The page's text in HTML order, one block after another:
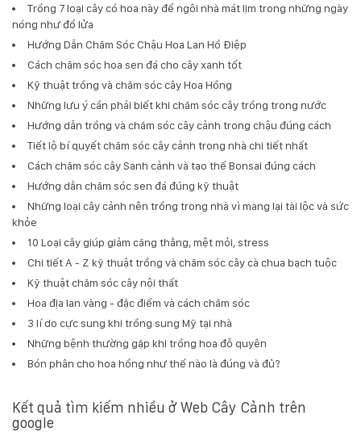
Trồng 7 loại cây có hoa này để ngôi nhà mát lịm trong những ngày
nóng như đổ lửa
Hướng Dẫn Chăm Sóc Chậu Hoa Lan Hồ Điệp
Cách chăm sóc hoa sen đá cho cây xanh tốt
Kỹ thuật trồng và chăm sóc cây Hoa Hồng
Những lưu ý cần phải biết khi chăm sóc cây trồng trong nước
Hướng dẫn trồng và chăm sóc cây cảnh trong chậu đúng cách
Tiết lộ bí quyết chăm sóc cây cảnh trong nhà chi tiết nhất
Cách chăm sóc cây Sanh cảnh và tạo thế Bonsai đúng cách
Hướng dẫn chăm sóc sen đá đúng kỹ thuật
Những loại cây cảnh nên trồng trong nhà vì mang lại tài lộc và sức
khỏe
10 Loại cây giúp giảm căng thẳng, mệt mỏi, stress
Chi tiết A - Z kỹ thuật trồng và chăm sóc cây cà chua bạch tuộc
Kỹ thuật chăm sóc cây nội thất
Hoa địa lan vàng - đặc điểm và cách chăm sóc
3 lí do cực sung khi trồng sung Mỹ tại nhà
Những bệnh thường gặp khi trồng hoa đỗ quyên
Bón phân cho hoa hồng như thế nào là đúng và đủ?
Kết quả tìm kiếm nhiều ở Web Cây Cảnh trên
google